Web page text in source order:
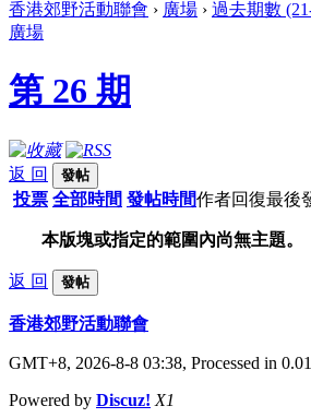
香港郊野活動聯會 › 廣場 › 過去期數
廣場
第 26 期
返 回 發帖
投票 全部時間 發帖時間作者回復最後
本版塊或指定的範圍內尚無主題。
返 回 發帖
香港郊野活動聯會
GMT+8, 2026-8-8 03:38, Processed in
Powered by Discuz! X1